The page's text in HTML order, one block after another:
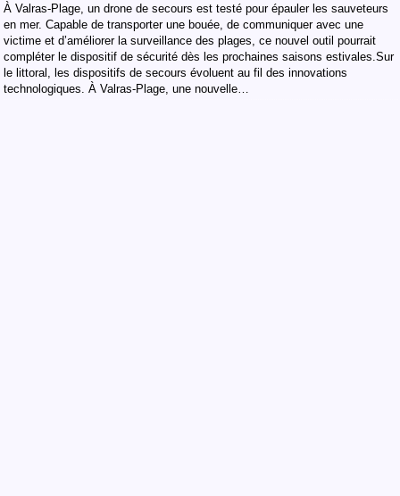
À Valras-Plage, un drone de secours est testé pour épauler les sauveteurs
en mer. Capable de transporter une bouée, de communiquer avec une
victime et d’améliorer la surveillance des plages, ce nouvel outil pourrait
compléter le dispositif de sécurité dès les prochaines saisons estivales.Sur
le littoral, les dispositifs de secours évoluent au fil des innovations
technologiques. À Valras-Plage, une nouvelle…